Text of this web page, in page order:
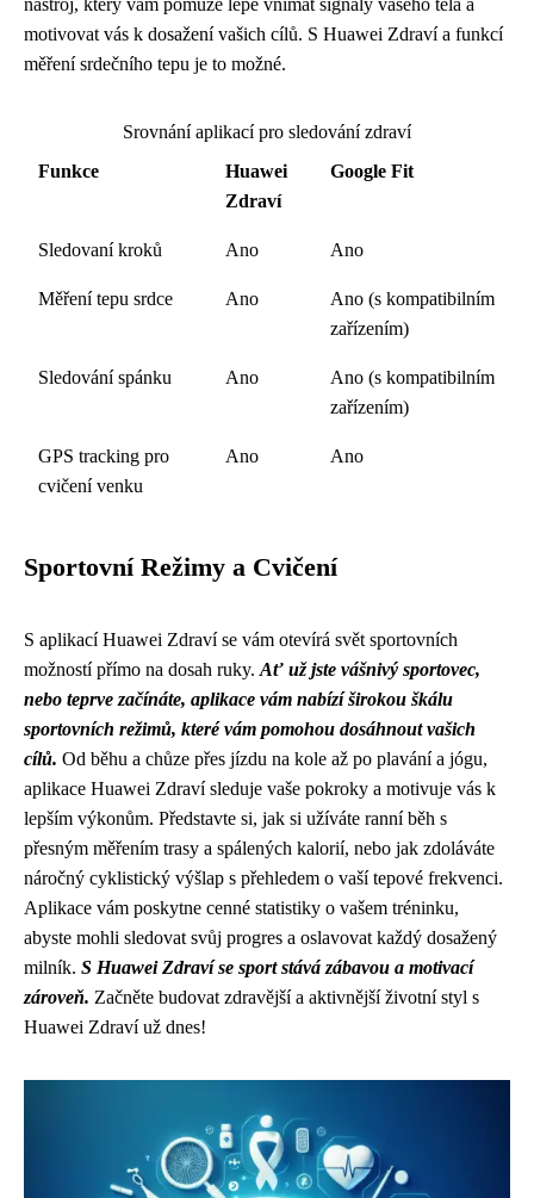
nástroj, který vám pomůže lépe vnímat signály vašeho těla a
motivovat vás k dosažení vašich cílů. S Huawei Zdraví a funkcí
měření srdečního tepu je to možné.
Srovnání aplikací pro sledování zdraví
Funkce
Huawei
Zdraví
Google Fit
Sledovaní kroků Ano Ano
Měření tepu srdce Ano
Ano (s kompatibilním
zařízením)
Sledování spánku Ano
Ano (s kompatibilním
zařízením)
GPS tracking pro
cvičení venku
Ano Ano
Sportovní Režimy a Cvičení
S aplikací Huawei Zdraví se vám otevírá svět sportovních
možností přímo na dosah ruky. Ať už jste vášnivý sportovec,
nebo teprve začínáte, aplikace vám nabízí širokou škálu
sportovních režimů, které vám pomohou dosáhnout vašich
cílů. Od běhu a chůze přes jízdu na kole až po plavání a jógu,
aplikace Huawei Zdraví sleduje vaše pokroky a motivuje vás k
lepším výkonům. Představte si, jak si užíváte ranní běh s
přesným měřením trasy a spálených kalorií, nebo jak zdoláváte
náročný cyklistický výšlap s přehledem o vaší tepové frekvenci.
Aplikace vám poskytne cenné statistiky o vašem tréninku,
abyste mohli sledovat svůj progres a oslavovat každý dosažený
milník. S Huawei Zdraví se sport stává zábavou a motivací
zároveň. Začněte budovat zdravější a aktivnější životní styl s
Huawei Zdraví už dnes!